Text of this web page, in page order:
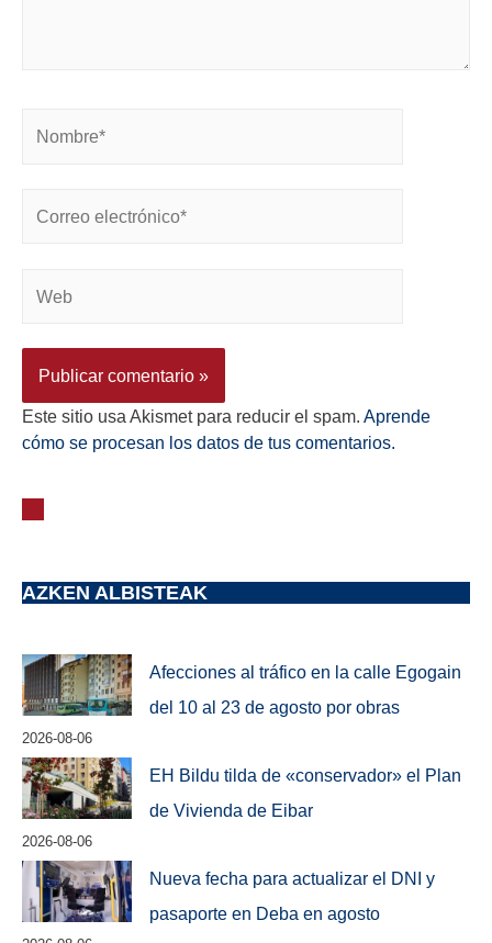
Este sitio usa Akismet para reducir el spam. Aprende
cómo se procesan los datos de tus comentarios.
AZKEN ALBISTEAK
Afecciones al tráfico en la calle Egogain
del 10 al 23 de agosto por obras
2026-08-06
EH Bildu tilda de «conservador» el Plan
de Vivienda de Eibar
2026-08-06
Nueva fecha para actualizar el DNI y
pasaporte en Deba en agosto